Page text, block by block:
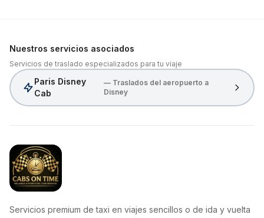
Nuestros servicios asociados
Servicios de traslado especializados para tu viaje
Paris Disney
Cab
— Traslados del aeropuerto a
Disney
CabsOnTime
Servicios premium de taxi en viajes sencillos o de ida y vuelta